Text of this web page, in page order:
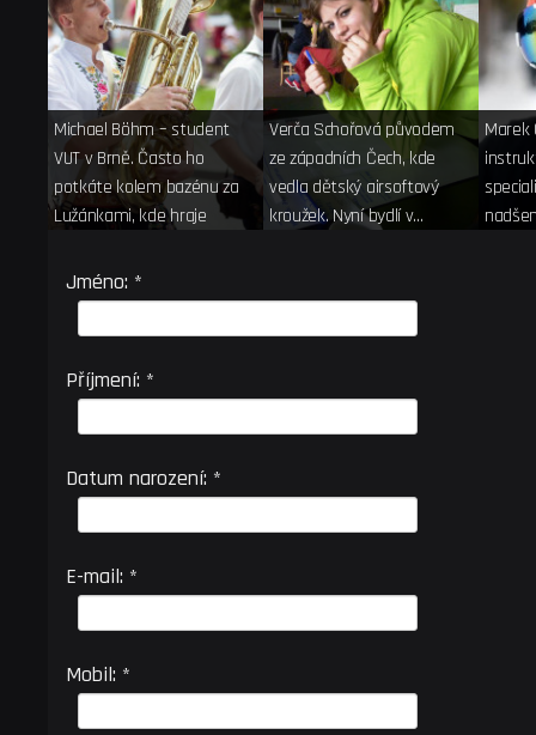
Michael Böhm – student
VUT v Brně. Často ho
potkáte kolem bazénu za
Lužánkami, kde hraje
Verča Schořová původem
ze západních Čech, kde
vedla dětský airsoftový
kroužek. Nyní bydlí v…
Marek
Jméno: *
Příjmení: *
Datum narození: *
E-mail: *
Mobil: *